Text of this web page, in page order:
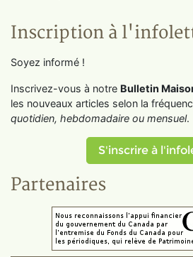
Inscription à
Soyez informé !
Inscrivez-vous à notre Bulletin
les nouveaux articles selon la
quotidien, hebdomadaire ou mensuel.
S'inscrire à
Partenaires